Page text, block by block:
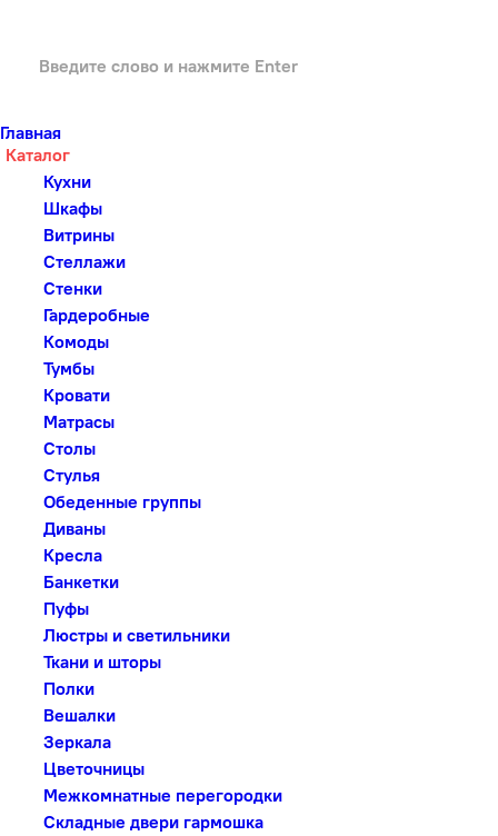
Главная
Каталог
Кухни
Шкафы
Витрины
Стеллажи
Стенки
Гардеробные
Комоды
Тумбы
Кровати
Матрасы
Столы
Стулья
Обеденные группы
Диваны
Кресла
Банкетки
Пуфы
Люстры и светильники
Ткани и шторы
Полки
Вешалки
Зеркала
Цветочницы
Межкомнатные перегородки
Складные двери гармошка